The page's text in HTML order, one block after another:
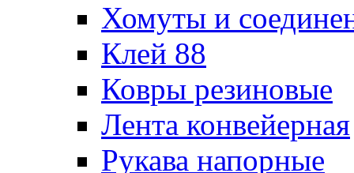
Хомуты и
Клей 88
Ковры резиновые
Лента конвейерная
Рукава напорные